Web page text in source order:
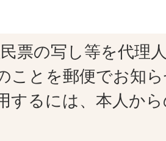
票の写し等を代理
ことを郵便でお知
するには、本人か